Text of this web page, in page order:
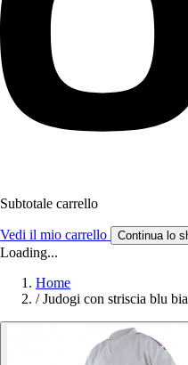
Subtotale carrello
Vedi il mio carrello Continua lo
Loading...
Home
/ Judogi con striscia blu